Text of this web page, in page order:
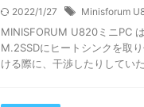
2022/1/27 Minisforum
MINISFORUM U820ミニPC
M.2SSDにヒートシンクを取
ける際に、干渉したりしてい